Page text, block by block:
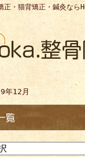
・猫背矯正・鍼灸なら
年12月
覧